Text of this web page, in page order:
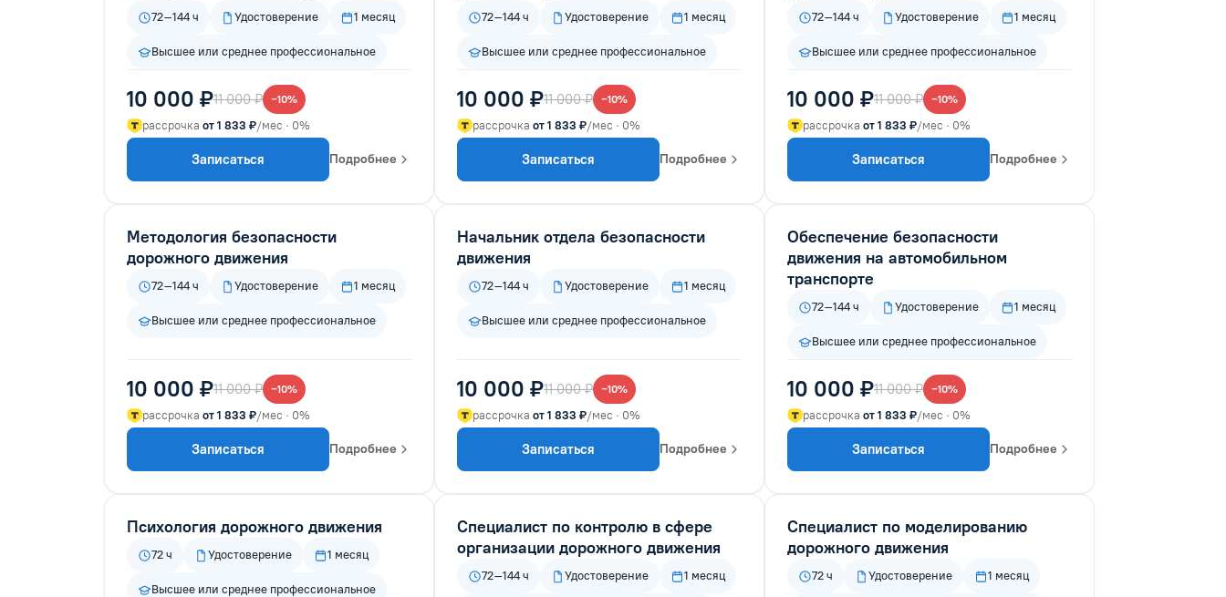
72–144 ч Удостоверение 1 месяц
Высшее или среднее профессиональное
10 000 ₽11 000 ₽ −10%
рассрочка от 1 833 ₽/мес · 0%
Записаться Подробнее
72–144 ч Удостоверение 1 месяц
Высшее или среднее профессиональное
10 000 ₽11 000 ₽ −10%
рассрочка от 1 833 ₽/мес · 0%
Записаться Подробнее
72–144 ч Удостоверение 1 месяц
Высшее или среднее профессиональное
10 000 ₽11 000 ₽ −10%
рассрочка от 1 833 ₽/мес · 0%
Записаться Подробнее
Методология безопасности
дорожного движения
72–144 ч Удостоверение 1 месяц
Высшее или среднее профессиональное
10 000 ₽11 000 ₽ −10%
рассрочка от 1 833 ₽/мес · 0%
Записаться Подробнее
Начальник отдела безопасности
движения
72–144 ч Удостоверение 1 месяц
Высшее или среднее профессиональное
10 000 ₽11 000 ₽ −10%
рассрочка от 1 833 ₽/мес · 0%
Записаться Подробнее
Обеспечение безопасности
движения на автомобильном
транспорте
72–144 ч Удостоверение 1 месяц
Высшее или среднее профессиональное
10 000 ₽11 000 ₽ −10%
рассрочка от 1 833 ₽/мес · 0%
Записаться Подробнее
Психология дорожного движения
72 ч Удостоверение 1 месяц
Высшее или среднее профессиональное
Специалист по контролю в сфере
организации дорожного движения
72–144 ч Удостоверение 1 месяц
Специалист по моделированию
дорожного движения
72 ч Удостоверение 1 месяц